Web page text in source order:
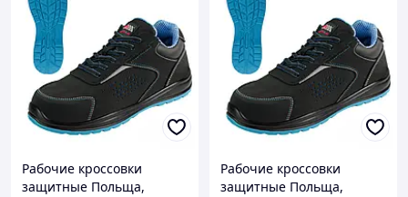
Рабочие кроссовки
защитные Польща,
Рабочие кроссовки
защитные Польща,